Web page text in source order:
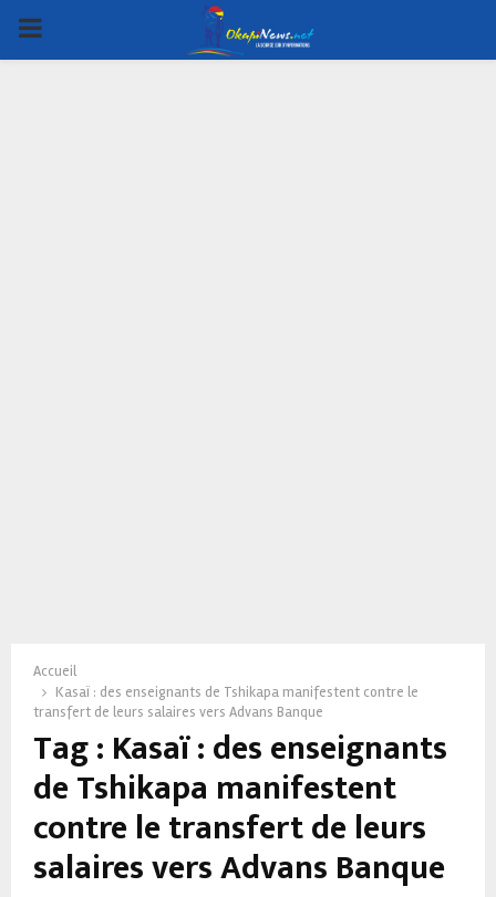
PRIMARY
Accueil
Kasaï : des enseignants de Tshikapa manifestent contre le
transfert de leurs salaires vers Advans Banque
Tag : Kasaï : des enseignants
de Tshikapa manifestent
contre le transfert de leurs
salaires vers Advans Banque